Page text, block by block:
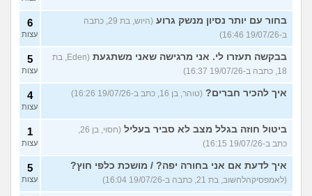
בחור עם יותר נסיון מנשק גרוע
(היוש, בת 29, כתבה
ב-19/07/26 16:46)
6
עצות
בבקשה תעזרו לי. אני מרגישה שאני משתגעת
(Eden, בת
18, כתבה ב-19/07/26 16:37)
5
עצות
איך להכיר חברים? (טוהר, בן 16, כתב ב-19/07/26 16:26) 4
עצות
ביטול חוזה בגלל מצב לא סביר בעליל
(חסוי, בן 26,
כתב ב-19/07/26 16:15)
1
עצות
איך לדעת אם אני בחורה יפה? / מושכת כלפי חוץ?
(לאמפסיקהלחשוב, בת 21, כתבה ב-19/07/26 16:04)
5
עצות